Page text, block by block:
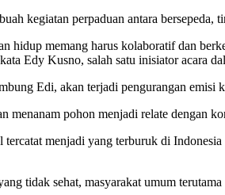
kegiatan perpaduan antara
hidup memang harus kolaboratif dan
Edy Kusno, salah satu inisiator acara
Edi, akan terjadi pengurangan
menanam pohon menjadi relate dengan
tercatat menjadi yang terburuk di
tidak sehat, masyarakat umum